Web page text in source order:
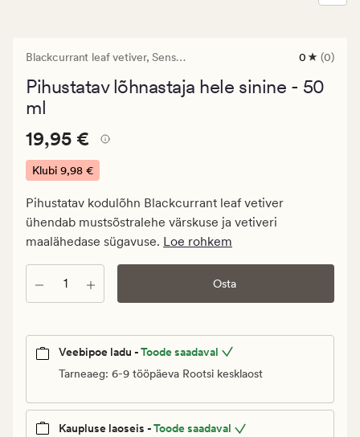
Blackcurrant leaf vetiver,Sense the Moment
0
keskmise
0 (0)
Pihustatav lõhnastaja hele sinine - 50
ml
Pris_ee
19,95
€.
9,98
€
Pris_ee 19,95 €
19,95 €
Klubi 9,98 €
Pihustatav kodulõhn Blackcurrant leaf vetiver
ühendab mustsõstralehe värskuse ja vetiveri
maalähedase sügavuse. Loe rohkem
Kogus Osta
Veebipoe ladu -Toode saadaval
Tarneaeg: 6-9 tööpäeva Rootsi kesklaost
Kaupluse laoseis -Toode saadaval